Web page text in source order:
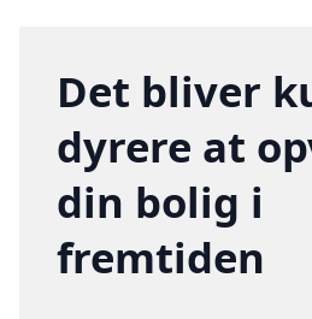
Det bliver
dyrere at
din bolig i
fremtiden